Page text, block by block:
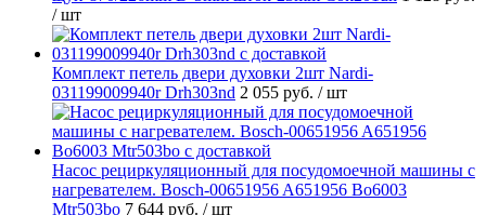
/ шт
Комплект петель двери духовки 2шт Nardi-
031199009940r Drh303nd 2 055 руб. / шт
Насос рециркуляционный для посудомоечной машины с
нагревателем. Bosch-00651956 A651956 Bo6003
Mtr503bo 7 644 руб. / шт